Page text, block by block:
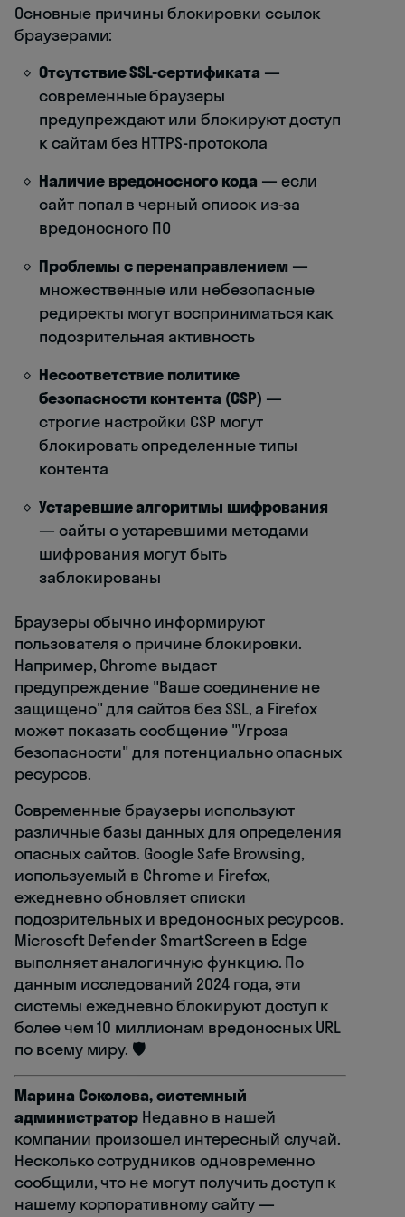
Основные причины блокировки ссылок
браузерами:
Отсутствие SSL-сертификата —
современные браузеры
предупреждают или блокируют доступ
к сайтам без HTTPS-протокола
Наличие вредоносного кода — если
сайт попал в черный список из-за
вредоносного ПО
Проблемы с перенаправлением —
множественные или небезопасные
редиректы могут восприниматься как
подозрительная активность
Несоответствие политике
безопасности контента (CSP) —
строгие настройки CSP могут
блокировать определенные типы
контента
Устаревшие алгоритмы шифрования
— сайты с устаревшими методами
шифрования могут быть
заблокированы
Браузеры обычно информируют
пользователя о причине блокировки.
Например, Chrome выдаст
предупреждение "Ваше соединение не
защищено" для сайтов без SSL, а Firefox
может показать сообщение "Угроза
безопасности" для потенциально опасных
ресурсов.
Современные браузеры используют
различные базы данных для определения
опасных сайтов. Google Safe Browsing,
используемый в Chrome и Firefox,
ежедневно обновляет списки
подозрительных и вредоносных ресурсов.
Microsoft Defender SmartScreen в Edge
выполняет аналогичную функцию. По
данным исследований 2024 года, эти
системы ежедневно блокируют доступ к
более чем 10 миллионам вредоносных URL
по всему миру. 🛡️
Марина Соколова, системный
администратор Недавно в нашей
компании произошел интересный случай.
Несколько сотрудников одновременно
сообщили, что не могут получить доступ к
нашему корпоративному сайту —